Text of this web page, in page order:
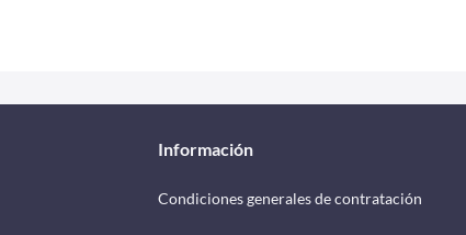
Información
Condiciones generales de contratación